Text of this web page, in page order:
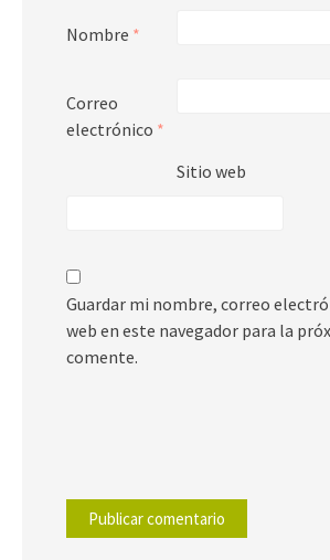
Nombre *
Correo
electrónico *
Sitio web
Guardar mi nombre, correo
web en este navegador para la
comente.